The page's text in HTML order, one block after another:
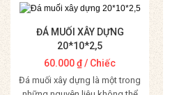
ĐÁ MUỐI XÂY DỰNG
20*10*2,5
60.000₫/ Chiếc
Đá muối xây dựng là một trong